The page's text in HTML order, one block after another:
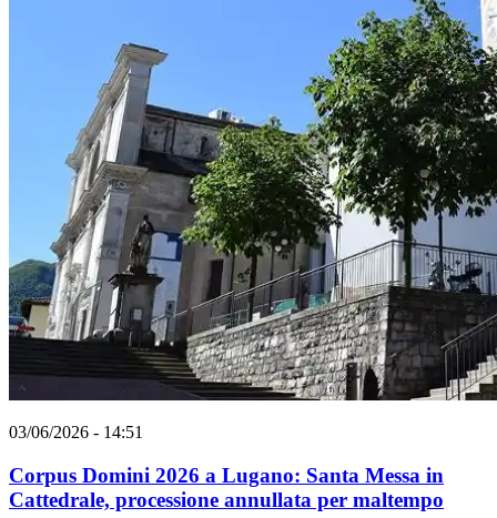
03/06/2026 - 14:51
Corpus Domini 2026 a Lugano: Santa Messa in
Cattedrale, processione annullata per maltempo